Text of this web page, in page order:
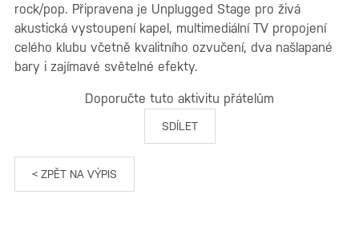
rock/pop. Připravena je Unplugged Stage pro živá
akustická vystoupení kapel, multimediální TV propojení
celého klubu včetně kvalitního ozvučení, dva našlapané
bary i zajímavé světelné efekty.
Doporučte tuto aktivitu přátelům
SDÍLET
< ZPĚT NA VÝPIS